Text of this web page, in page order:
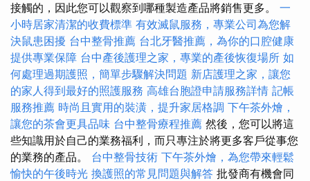
接觸的，因此您可以觀察到哪種製造產品將銷售更多。 一
小時居家清潔的收費標準 有效滅鼠服務，專業公司為您解
決鼠患困擾 台中整骨推薦 台北牙醫推薦，為你的口腔健康
提供專業保障 台中產後護理之家，專業的產後恢復場所 如
何處理過期護照，簡單步驟解決問題 新店護理之家，讓您
的家人得到最好的照護服務 高雄台胞證申請服務詳情 記帳
服務推薦 時尚且實用的裝潢，提升家居格調 下午茶外燴，
讓您的茶會更具品味 台中整骨療程推薦 然後，您可以將這
些知識用於自己的業務福利，而只專注於將更多客戶從事您
的業務的產品。 台中整骨技術 下午茶外燴，為您帶來輕鬆
愉快的午後時光 換護照的常見問題與解答 批發商有機會同